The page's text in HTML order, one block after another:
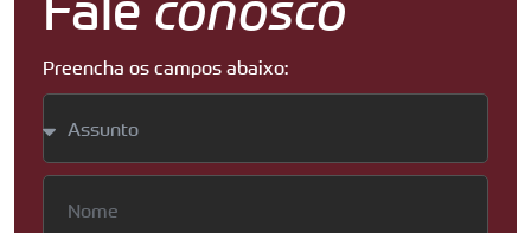
Preencha os campos abaixo: